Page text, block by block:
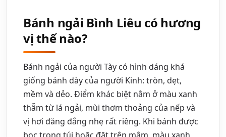
Bánh ngải Bình Liêu có hương
vị thế nào?
Bánh ngải của người Tày có hình dáng khá
giống bánh dày của người Kinh: tròn, dẹt,
mềm và dẻo. Điểm khác biệt nằm ở màu xanh
thẫm từ lá ngải, mùi thơm thoảng của nếp và
vị hơi đăng đắng nhẹ rất riêng. Khi bánh được